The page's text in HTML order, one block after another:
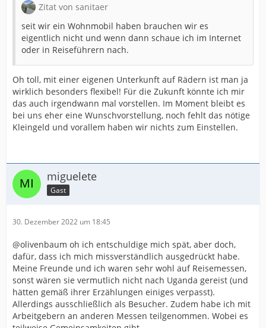
Zitat von sanitaer
seit wir ein Wohnmobil haben brauchen wir es
eigentlich nicht und wenn dann schaue ich im Internet
oder in Reiseführern nach.
Oh toll, mit einer eigenen Unterkunft auf Rädern ist man ja
wirklich besonders flexibel! Für die Zukunft könnte ich mir
das auch irgendwann mal vorstellen. Im Moment bleibt es
bei uns eher eine Wunschvorstellung, noch fehlt das nötige
Kleingeld und vorallem haben wir nichts zum Einstellen.
miguelete
Gast
30. Dezember 2022 um 18:45
@olivenbaum oh ich entschuldige mich spät, aber doch,
dafür, dass ich mich missverständlich ausgedrückt habe.
Meine Freunde und ich waren sehr wohl auf Reisemessen,
sonst wären sie vermutlich nicht nach Uganda gereist (und
hätten gemäß ihrer Erzählungen einiges verpasst).
Allerdings ausschließlich als Besucher. Zudem habe ich mit
Arbeitgebern an anderen Messen teilgenommen. Wobei es